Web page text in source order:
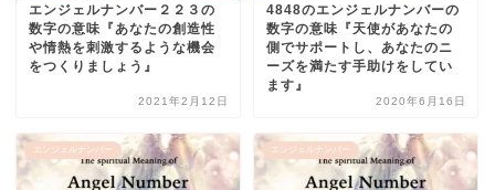
エンジェルナンバー２２３の
数字の意味『あなたの創造性
や情熱を刺激するような機会
をつくりましょう』
2021年2月12日
4848のエンジェルナンバーの
数字の意味『天使があなたの
側でサポートし、あなたのニ
ーズを満たす手助けをしてい
ます』
2020年6月16日
エンジェルナンバー エンジェルナンバー